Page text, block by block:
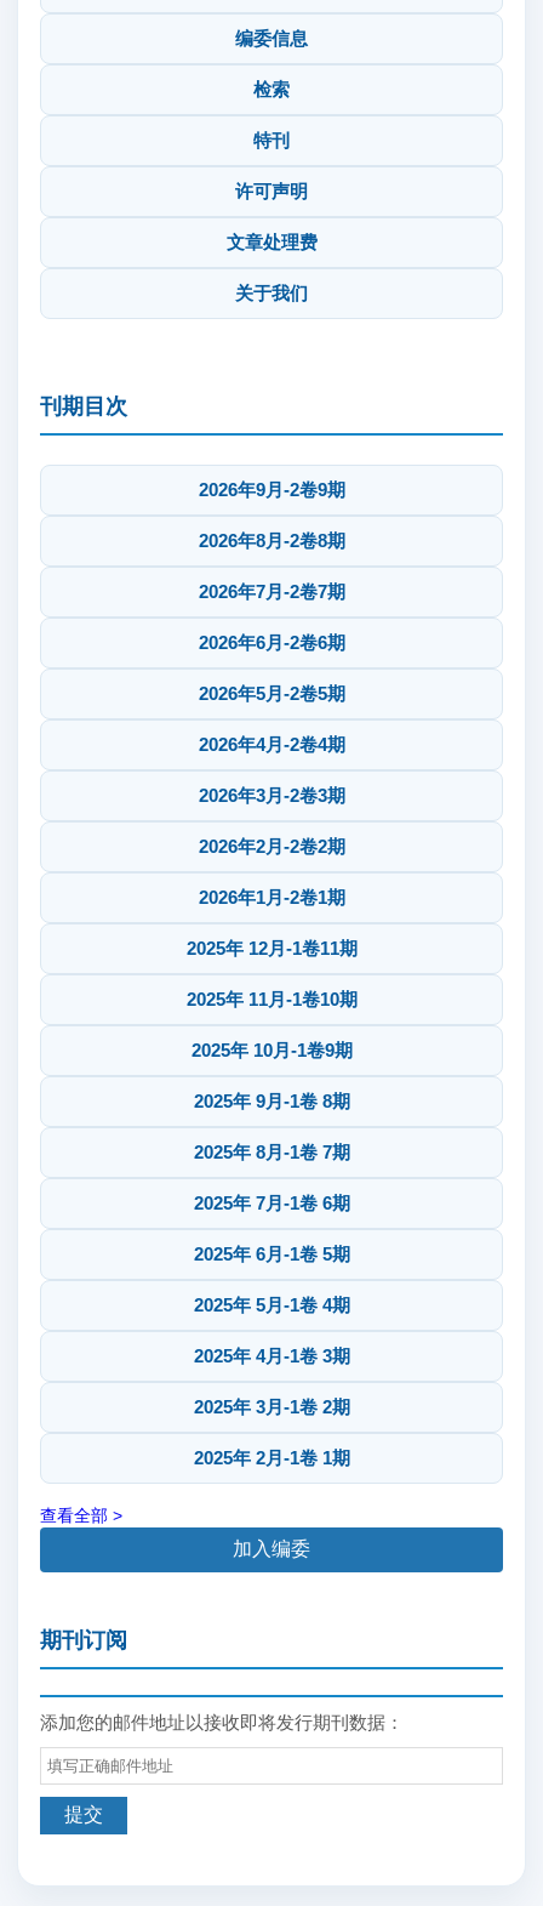
编委信息
检索
特刊
许可声明
文章处理费
关于我们
刊期目次
2026年9月-2卷9期
2026年8月-2卷8期
2026年7月-2卷7期
2026年6月-2卷6期
2026年5月-2卷5期
2026年4月-2卷4期
2026年3月-2卷3期
2026年2月-2卷2期
2026年1月-2卷1期
2025年 12月-1卷11期
2025年 11月-1卷10期
2025年 10月-1卷9期
2025年 9月-1卷 8期
2025年 8月-1卷 7期
2025年 7月-1卷 6期
2025年 6月-1卷 5期
2025年 5月-1卷 4期
2025年 4月-1卷 3期
2025年 3月-1卷 2期
2025年 2月-1卷 1期
查看全部 >
加入编委
期刊订阅
添加您的邮件地址以接收即将发行期刊数据：